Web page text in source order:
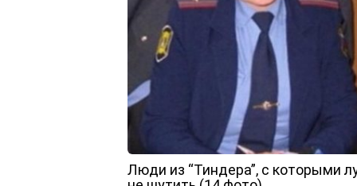
Люди из “Тиндера”, с которыми